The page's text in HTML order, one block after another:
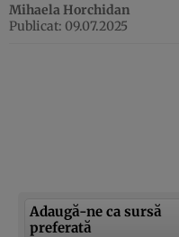
Mihaela Horchidan
Publicat: 09.07.2025
Adaugă-ne ca sursă
preferată